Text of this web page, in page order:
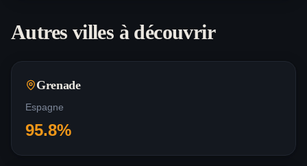
Autres villes à découvrir
Grenade
Espagne
95.8%